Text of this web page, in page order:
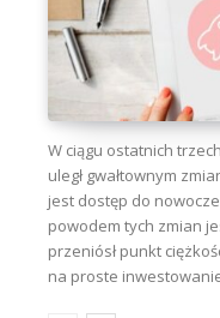
W ciągu ostatnich
uległ gwałtownym
jest dostęp do
powodem tych zmian
przeniósł punkt
na proste